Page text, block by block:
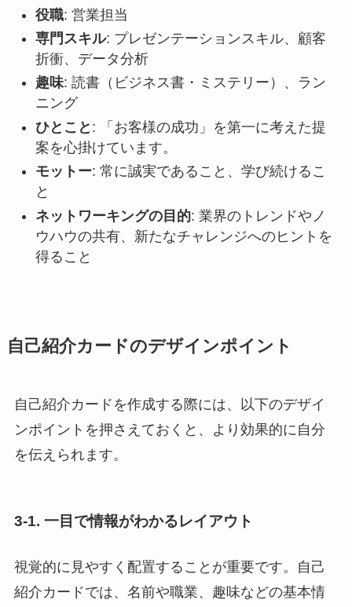
役職: 営業担当
専門スキル: プレゼンテーションスキル、顧客
折衝、データ分析
趣味: 読書（ビジネス書・ミステリー）、ラン
ニング
ひとこと : 「お客様の成功」を第一に考えた提
案を心掛けています。
モットー: 常に誠実であること、学び続けるこ
と
ネットワーキングの目的: 業界のトレンドやノ
ウハウの共有、新たなチャレンジへのヒントを
得ること
自己紹介カードのデザインポイント
自己紹介カードを作成する際には、以下のデザイ
ンポイントを押さえておくと、より効果的に自分
を伝えられます。
3-1. 一目で情報がわかるレイアウト
視覚的に見やすく配置することが重要です。自己
紹介カードでは、名前や職業、趣味などの基本情